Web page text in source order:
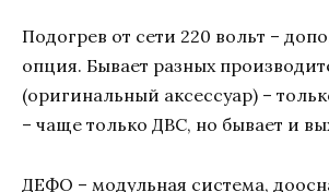
Подогрев от сети 220 вольт –
опция. Бывает разных
(оригинальный аксессуар) –
– чаще только ДВС, но бывает и
ДЕФО – модульная система,